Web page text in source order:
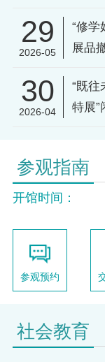
29
2026-05
“修
展品
30
2026-04
“既
特展”
参观指南
开馆时间：
参观预约
社会教育